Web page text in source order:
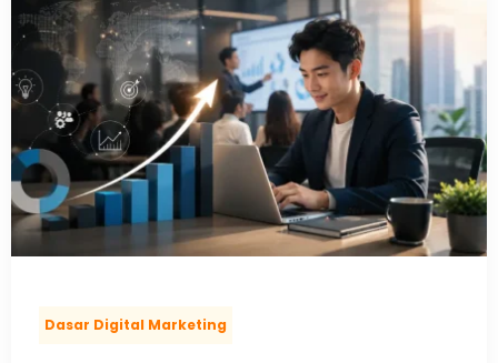
Dasar Digital Marketing